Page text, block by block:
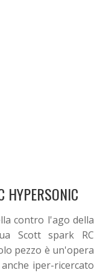
HYPERSONIC
contro l'ago della
Scott spark RC
pezzo è un'opera
iper-ricercato